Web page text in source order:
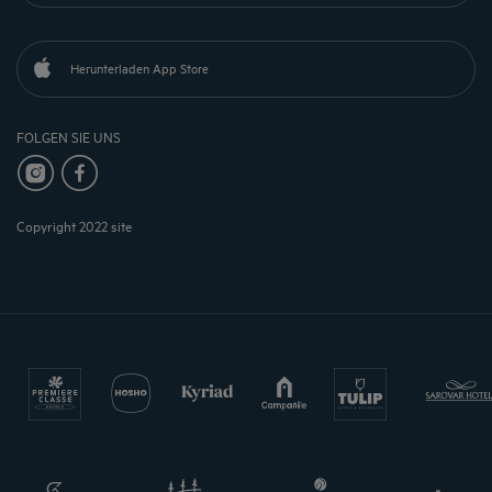
Herunterladen App Store
FOLGEN SIE UNS
Copyright 2022 site